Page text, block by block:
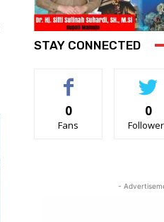
STAY CONNECTED
0
Fans
0
-